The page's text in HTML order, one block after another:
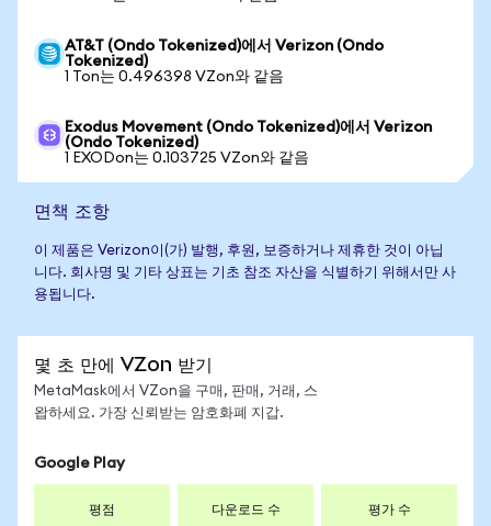
AT&T (Ondo Tokenized)에서 Verizon (Ondo
Tokenized)
1 Ton는 0.496398 VZon와 같음
Exodus Movement (Ondo Tokenized)에서 Verizon
(Ondo Tokenized)
1 EXODon는 0.103725 VZon와 같음
면책 조항
이 제품은 Verizon이(가) 발행, 후원, 보증하거나 제휴한 것이 아닙
니다. 회사명 및 기타 상표는 기초 참조 자산을 식별하기 위해서만 사
용됩니다.
몇 초 만에 VZon 받기
MetaMask에서 VZon을 구매, 판매, 거래, 스
왑하세요. 가장 신뢰받는 암호화폐 지갑.
Google Play
평점 다운로드 수 평가 수